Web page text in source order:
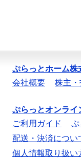
ぷらっとホーム株
会社概要
株主・
ぷらっとオンライ
ご利用ガイド
ぷ
配送・決済につい
個人情報取り扱い